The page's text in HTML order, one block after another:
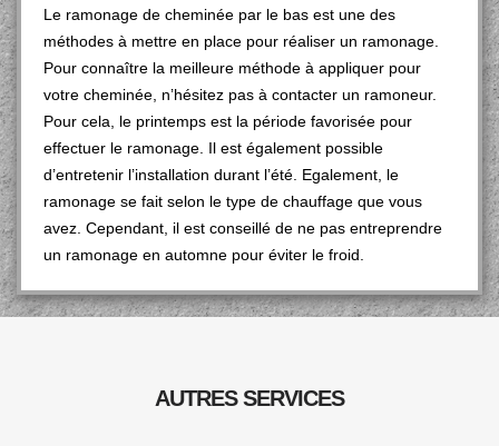
Le ramonage de cheminée par le bas est une des
méthodes à mettre en place pour réaliser un ramonage.
Pour connaître la meilleure méthode à appliquer pour
votre cheminée, n’hésitez pas à contacter un ramoneur.
Pour cela, le printemps est la période favorisée pour
effectuer le ramonage. Il est également possible
d’entretenir l’installation durant l’été. Egalement, le
ramonage se fait selon le type de chauffage que vous
avez. Cependant, il est conseillé de ne pas entreprendre
un ramonage en automne pour éviter le froid.
AUTRES SERVICES